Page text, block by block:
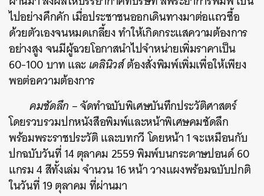
ไปอย่างคึกคัก เมื่อประชาชนออกเดินทางมาต่อแถวซื้อ
ด้วยตัวเองจนหมดเกลี้ยง ทำให้เกิดกระแสความต้องการ
อย่างสูง จนมีผู้ฉวยโอกาสนำไปจำหน่ายเพิ่มราคาเป็น
60-100 บาท และ เดลินิวส์ต้องสั่งพิมพ์เพิ่มเพื่อให้เพียง
พอต่อความต้องการ
คมชัดลึก – จัดทำฉบับพิเศษบันทึกประวัติศาสตร์
โดยรวบรวมปกหนังสือพิมพ์และหน้าพิเศษคมชัดลึก
พร้อมพระราชประวัติ และบทกวี โดยหน้า 1 จะเหมือนกับ
ปกฉบับวันที่ 14 ตุลาคม 2559 พิมพ์บนกระดาษปอนด์ 60
แกรม 4 สีทั้งเล่ม จำนวน 16 หน้า วางแผงพร้อมฉบับปกติ
ในวันที่ 19 ตุลาคม ที่ผ่านมา